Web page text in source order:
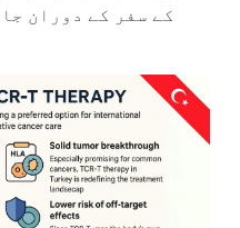
کے سفر کے دوران